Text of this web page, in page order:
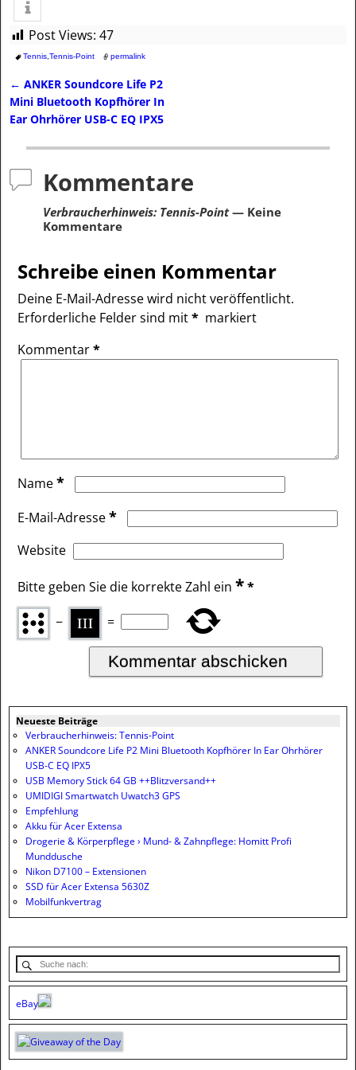
Post Views: 47
Tennis ,Tennis-Point permalink
Artikelnavigation
← ANKER Soundcore Life P2
Mini Bluetooth Kopfhörer In
Ear Ohrhörer USB-C EQ IPX5
Kommentare
Verbraucherhinweis: Tennis-Point— Keine
Kommentare
Schreibe einen Kommentar
Deine E-Mail-Adresse wird nicht veröffentlicht.
Erforderliche Felder sind mit* markiert
Kommentar*
Name*
E-Mail-Adresse*
Website
Bitte geben Sie die korrekte Zahl ein**
−
=
Neueste Beiträge
Verbraucherhinweis: Tennis-Point
ANKER Soundcore Life P2 Mini Bluetooth Kopfhörer In Ear Ohrhörer
USB-C EQ IPX5
USB Memory Stick 64 GB ++Blitzversand++
UMIDIGI Smartwatch Uwatch3 GPS
Empfehlung
Akku für Acer Extensa
Drogerie & Körperpflege › Mund- & Zahnpflege: Homitt Profi
Munddusche
Nikon D7100 – Extensionen
SSD für Acer Extensa 5630Z
Mobilfunkvertrag
eBay